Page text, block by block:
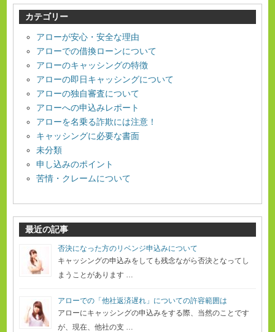
カテゴリー
アローが安心・安全な理由
アローでの借換ローンについて
アローのキャッシングの特徴
アローの即日キャッシングについて
アローの独自審査について
アローへの申込みレポート
アローを名乗る詐欺には注意！
キャッシングに必要な書面
未分類
申し込みのポイント
苦情・クレームについて
最近の記事
否決になった方のリベンジ申込みについて
キャッシングの申込みをしても残念ながら否決となってし
まうことがあります …
アローでの「他社返済遅れ」についての許容範囲は
アローにキャッシングの申込みをする際、当然のことです
が、現在、他社の支 …